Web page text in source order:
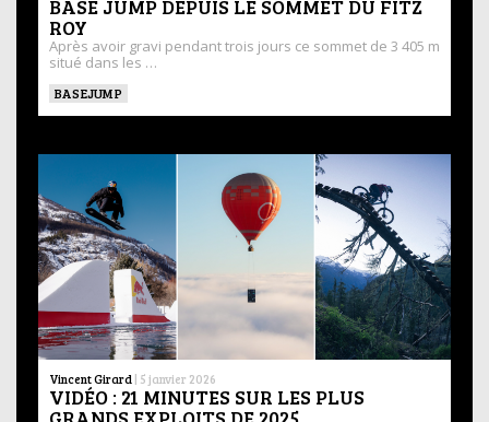
BASE JUMP DEPUIS LE SOMMET DU FITZ
ROY
Après avoir gravi pendant trois jours ce sommet de 3 405 m
situé dans les …
BASEJUMP
Vincent Girard | 5 janvier 2026
VIDÉO : 21 MINUTES SUR LES PLUS